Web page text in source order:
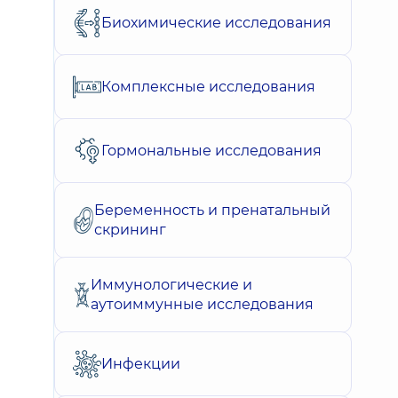
Биохимические исследования
Комплексные исследования
Гормональные исследования
Беременность и пренатальный
скрининг
Иммунологические и
аутоиммунные исследования
Инфекции